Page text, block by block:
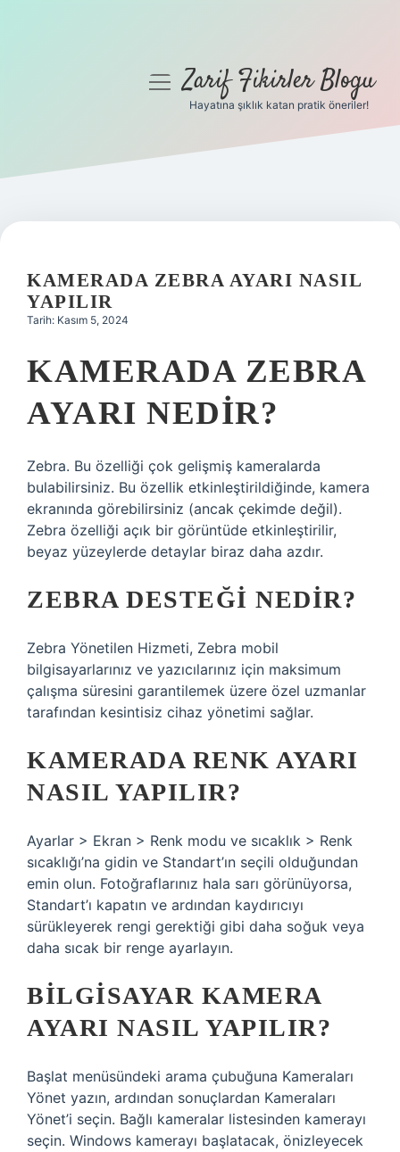
Gizlilik Politikası
Yasal Uyarı
menüyüZarif Fikirler Blogu
Hayatına şıklık katan pratik öneriler!
KAMERADA ZEBRA AYARI NASIL
YAPILIR
Tarih: Kasım 5, 2024
KAMERADA ZEBRA
AYARI NEDIR?
Zebra. Bu özelliği çok gelişmiş kameralarda
bulabilirsiniz. Bu özellik etkinleştirildiğinde, kamera
ekranında görebilirsiniz (ancak çekimde değil).
Zebra özelliği açık bir görüntüde etkinleştirilir,
beyaz yüzeylerde detaylar biraz daha azdır.
ZEBRA DESTEĞI NEDIR?
Zebra Yönetilen Hizmeti, Zebra mobil
bilgisayarlarınız ve yazıcılarınız için maksimum
çalışma süresini garantilemek üzere özel uzmanlar
tarafından kesintisiz cihaz yönetimi sağlar.
KAMERADA RENK AYARI
NASIL YAPILIR?
Ayarlar > Ekran > Renk modu ve sıcaklık > Renk
sıcaklığı’na gidin ve Standart’ın seçili olduğundan
emin olun. Fotoğraflarınız hala sarı görünüyorsa,
Standart’ı kapatın ve ardından kaydırıcıyı
sürükleyerek rengi gerektiği gibi daha soğuk veya
daha sıcak bir renge ayarlayın.
BILGISAYAR KAMERA
AYARI NASIL YAPILIR?
Başlat menüsündeki arama çubuğuna Kameraları
Yönet yazın, ardından sonuçlardan Kameraları
Yönet’i seçin. Bağlı kameralar listesinden kamerayı
seçin. Windows kamerayı başlatacak, önizleyecek